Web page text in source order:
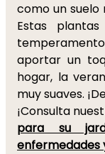
como un suelo
Estas
aportar un
hogar, la
muy suaves.
¡Consulta
para su
enfermedades